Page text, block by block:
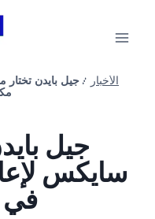
الأخبار / جيل بايدن
جيل
سايكس
في